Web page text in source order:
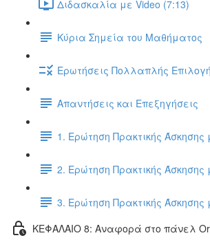
Διδασκαλία με Video (7:13)
Κύρια Σημεία του Μαθήματος
Ερωτήσεις Πολλαπλής
Απαντήσεις και Επεξηγήσεις
1. Ερώτηση Πρακτικής
2. Ερώτηση Πρακτικής
3. Ερώτηση Πρακτικής
ΚΕΦΑΛΑΙΟ 8: Αναφορά στο πάνελ